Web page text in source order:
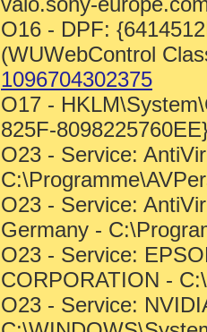
O16 - DPF:
(WUWebControl
1096704302375
O17 -
825F-
O23 - Service:
O23 - Service:
Germany -
O23 - Service:
CORPORATION -
O23 - Service: